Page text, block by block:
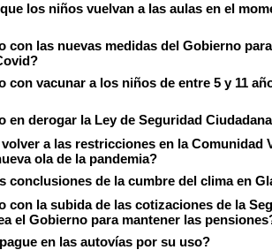
los niños vuelvan a las aulas en el
con las nuevas medidas del Gobierno
con vacunar a los niños de entre 5 y 11
en derogar la Ley de Seguridad
a las restricciones en la Comunidad
ola de la pandemia?
conclusiones de la cumbre del clima en
con la subida de las cotizaciones de la
el Gobierno para mantener las
en las autovías por su uso?